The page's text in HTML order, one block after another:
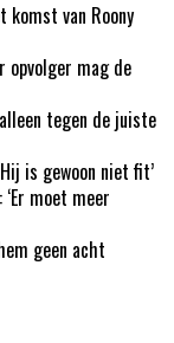
komst van Roony
opvolger mag de
tegen de juiste
is gewoon niet fit’
moet meer
geen acht